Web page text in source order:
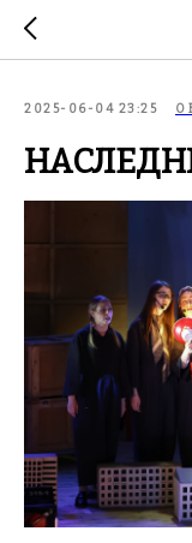
2025-06-04 23:25